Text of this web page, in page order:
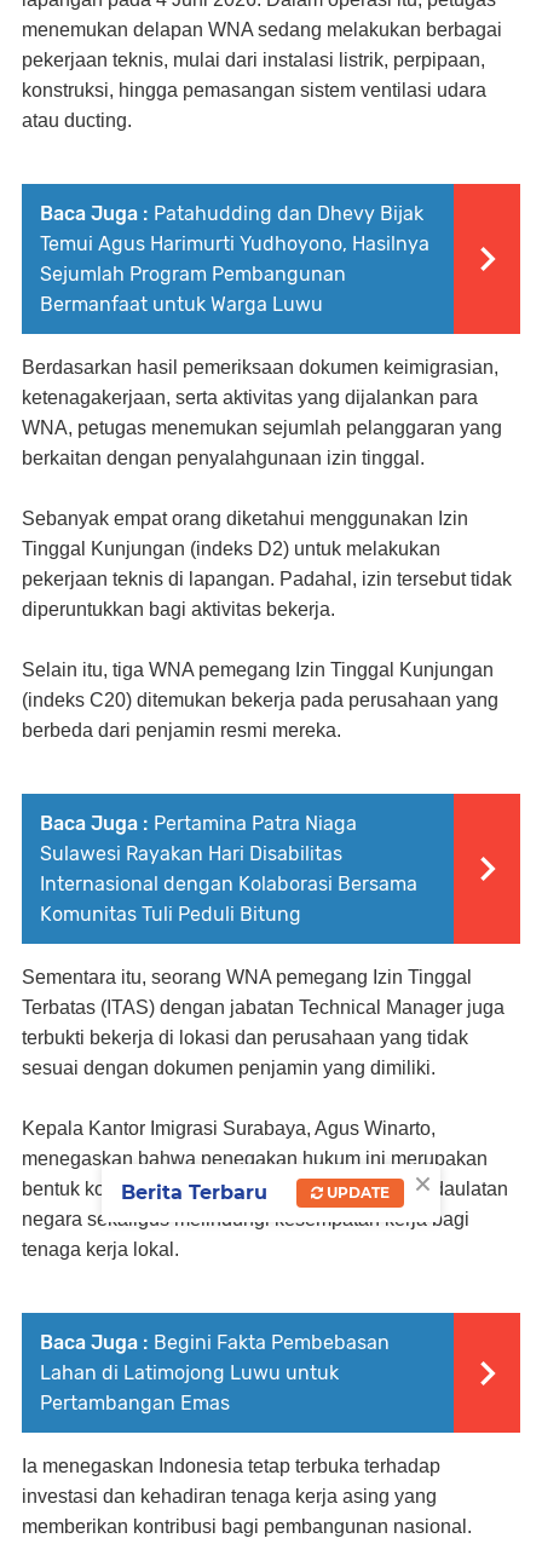
menemukan delapan WNA sedang melakukan berbagai
pekerjaan teknis, mulai dari instalasi listrik, perpipaan,
konstruksi, hingga pemasangan sistem ventilasi udara
atau ducting.
Baca Juga : Patahudding dan Dhevy Bijak
Temui Agus Harimurti Yudhoyono, Hasilnya
Sejumlah Program Pembangunan
Bermanfaat untuk Warga Luwu
Berdasarkan hasil pemeriksaan dokumen keimigrasian,
ketenagakerjaan, serta aktivitas yang dijalankan para
WNA, petugas menemukan sejumlah pelanggaran yang
berkaitan dengan penyalahgunaan izin tinggal.
Sebanyak empat orang diketahui menggunakan Izin
Tinggal Kunjungan (indeks D2) untuk melakukan
pekerjaan teknis di lapangan. Padahal, izin tersebut tidak
diperuntukkan bagi aktivitas bekerja.
Selain itu, tiga WNA pemegang Izin Tinggal Kunjungan
(indeks C20) ditemukan bekerja pada perusahaan yang
berbeda dari penjamin resmi mereka.
Baca Juga : Pertamina Patra Niaga
Sulawesi Rayakan Hari Disabilitas
Internasional dengan Kolaborasi Bersama
Komunitas Tuli Peduli Bitung
Sementara itu, seorang WNA pemegang Izin Tinggal
Terbatas (ITAS) dengan jabatan Technical Manager juga
terbukti bekerja di lokasi dan perusahaan yang tidak
sesuai dengan dokumen penjamin yang dimiliki.
Kepala Kantor Imigrasi Surabaya, Agus Winarto,
menegaskan bahwa penegakan hukum ini merupakan
bentuk komitmen pemerintah dalam menjaga kedaulatan
negara sekaligus melindungi kesempatan kerja bagi
tenaga kerja lokal.
Baca Juga : Begini Fakta Pembebasan
Lahan di Latimojong Luwu untuk
Pertambangan Emas
Ia menegaskan Indonesia tetap terbuka terhadap
investasi dan kehadiran tenaga kerja asing yang
memberikan kontribusi bagi pembangunan nasional.
×
Berita Terbaru UPDATE